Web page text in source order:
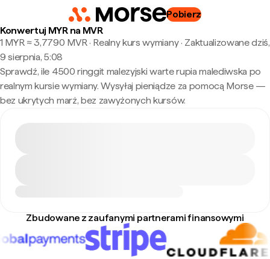
Pobierz
Konwertuj MYR na MVR
1 MYR ≈ 3,7790 MVR · Realny kurs wymiany· Zaktualizowane dziś,
9 sierpnia, 5:08
Sprawdź, ile 4500 ringgit malezyjski warte rupia malediwska po
realnym kursie wymiany. Wysyłaj pieniądze za pomocą Morse —
bez ukrytych marż, bez zawyżonych kursów.
Zbudowane z zaufanymi partnerami finansowymi